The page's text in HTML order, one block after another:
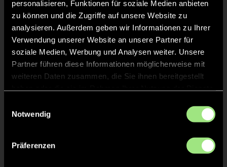
personalisieren, Funktionen für soziale Medien anbieten
zu können und die Zugriffe auf unsere Website zu
analysieren. Außerdem geben wir Informationen zu Ihrer
Verwendung unserer Website an unsere Partner für
soziale Medien, Werbung und Analysen weiter. Unsere
Partner führen diese Informationen möglicherweise mit
weiteren Daten zusammen, die Sie ihnen bereitgestellt
Notwendig
Präferenzen
Paula
F.
Leona
H.